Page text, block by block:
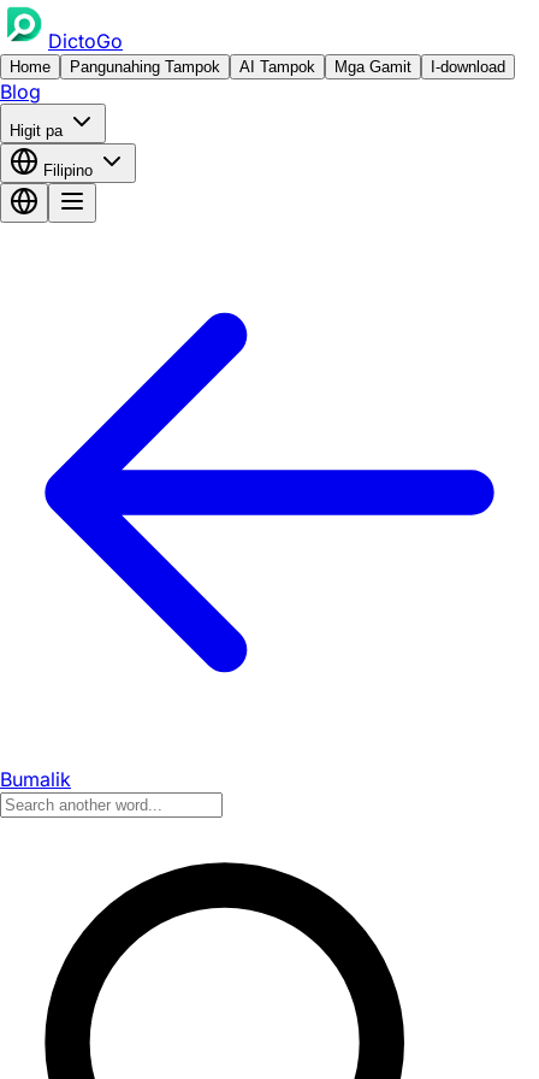
DictoGo
Home Pangunahing Tampok AI Tampok Mga Gamit I-download
Blog
Higit pa
Filipino
Bumalik